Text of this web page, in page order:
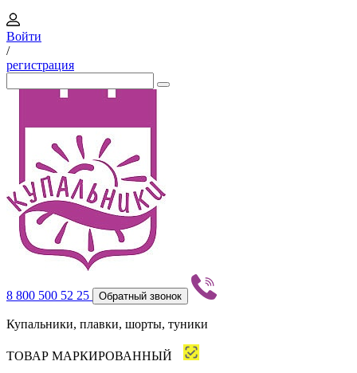
Войти
/
регистрация
8 800 500 52 25 Обратный звонок
Купальники, плавки, шорты, туники
ТОВАР МАРКИРОВАННЫЙ